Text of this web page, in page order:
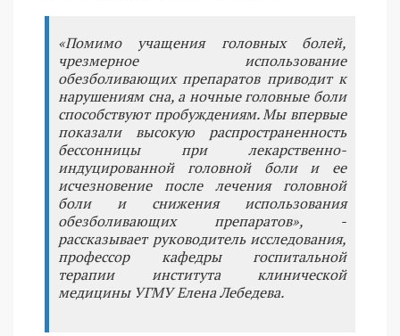
«Помимо учащения головных болей,
чрезмерное использование
обезболивающих препаратов приводит к
нарушениям сна, а ночные головные боли
способствуют пробуждениям. Мы впервые
показали высокую распространенность
бессонницы при лекарственно-
индуцированной головной боли и ее
исчезновение после лечения головной
боли и снижения использования
обезболивающих препаратов», -
рассказывает руководитель исследования,
профессор кафедры госпитальной
терапии института клинической
медицины УГМУ Елена Лебедева.